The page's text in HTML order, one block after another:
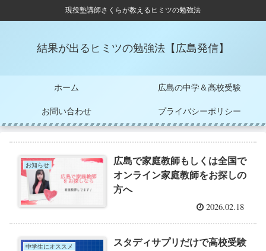
現役塾講師さくらが教えるヒミツの勉強法
結果が出るヒミツの勉強法【広島発信】
ホーム 広島の中学＆高校受験
お問い合わせ プライバシーポリシー
お知らせ
広島で家庭教師もしくは全国で
オンライン家庭教師をお探しの
方へ
2026.02.18
中学生にオススメ
スタディサプリだけで高校受験